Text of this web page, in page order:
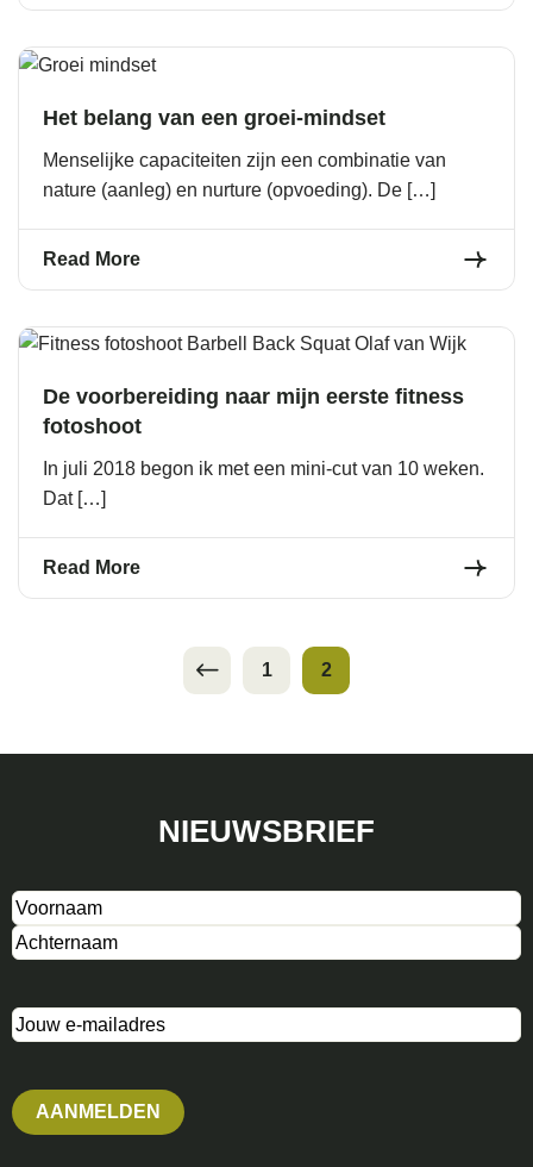
Het belang van een groei-mindset
Menselijke capaciteiten zijn een combinatie van
nature (aanleg) en nurture (opvoeding). De […]
Read More
De voorbereiding naar mijn eerste fitness
fotoshoot
In juli 2018 begon ik met een mini-cut van 10 weken.
Dat […]
Read More
1 2
NIEUWSBRIEF
Naam(Vereist)
E-